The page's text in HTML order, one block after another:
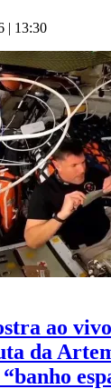
| 13:30
ao vivo
da